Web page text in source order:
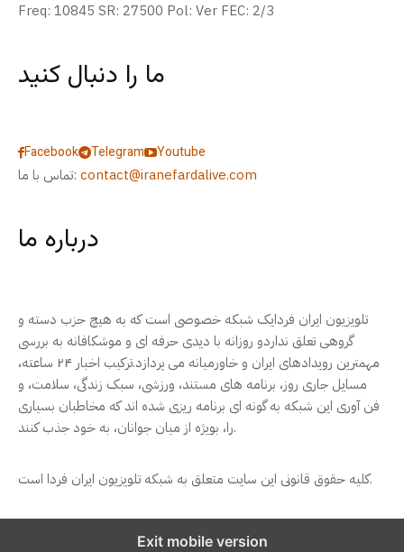
Freq: 10845 SR: 27500 Pol: Ver FEC: 2/3
ما را دنبال کنید
Facebook Telegram
Youtube
تماس با ما: contact@iranefardalive.com
درباره ما
تلویزیون ایران فردایک شبکه خصوصی است که به هیچ حزب دسته و
گروهی تعلق نداردو روزانه با دیدی حرفه ای و موشکافانه به بررسی
مهمترین رویدادهای ایران و خاورمیانه می پردازد.ترکیب اخبار ۲۴ ساعته،
مسایل جاری روز، برنامه های مستند، ورزشی، سبک زندگی، سلامت، و
فن آوری این شبکه به گونه ای برنامه ریزی شده اند که مخاطبان بسیاری
را، بویژه از میان جوانان، به خود جذب کنند.
کلیه حقوق قانونی این سایت متعلق به شبکه تلویزیون ایران فردا است.
Exit mobile version